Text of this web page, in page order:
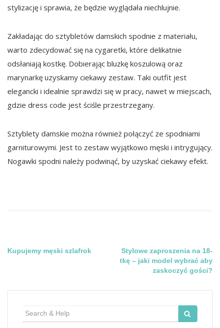
stylizację i sprawia, że będzie wyglądała niechlujnie.
Zakładając do sztybletów damskich spodnie z materiału,
warto zdecydować się na cygaretki, które delikatnie
odsłaniają kostkę. Dobierając bluzkę koszulową oraz
marynarkę uzyskamy ciekawy zestaw. Taki outfit jest
elegancki i idealnie sprawdzi się w pracy, nawet w miejscach,
gdzie dress code jest ściśle przestrzegany.
Sztyblety damskie można również połączyć ze spodniami
garniturowymi. Jest to zestaw wyjątkowo męski i intrygujący.
Nogawki spodni należy podwinąć, by uzyskać ciekawy efekt.
Nawigacja
Kupujemy męski szlafrok
Stylowe zaproszenia na 18-
tkę – jaki model wybrać aby
zaskoczyć gości?